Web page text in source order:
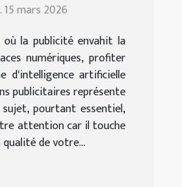
?
15 mars 2026
où la publicité envahit la
numériques, profiter
d'intelligence artificielle
publicitaires représente
pourtant essentiel,
attention car il touche
de votre...